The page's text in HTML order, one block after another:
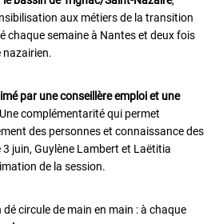
aux métiers de la transition
chaque semaine à Nantes et deux fois
nazairien.
par une conseillère emploi et une
complémentarité qui permet
des personnes et connaissance des
juin, Guylène Lambert et Laëtitia
de la session.
circule de main en main :à chaque